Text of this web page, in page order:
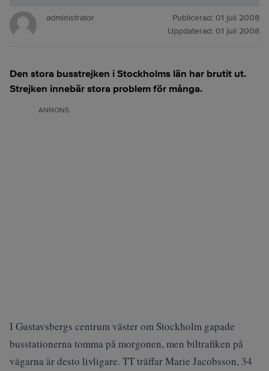
administrator Publicerad: 01 juli 2008
Uppdaterad: 01 juli 2008
Den stora busstrejken i Stockholms län har brutit ut.
Strejken innebär stora problem för många.
ANNONS
I Gustavsbergs centrum väster om Stockholm gapade
busstationerna tomma på morgonen, men biltrafiken på
vägarna är desto livligare. TT träffar Marie Jacobsson, 34